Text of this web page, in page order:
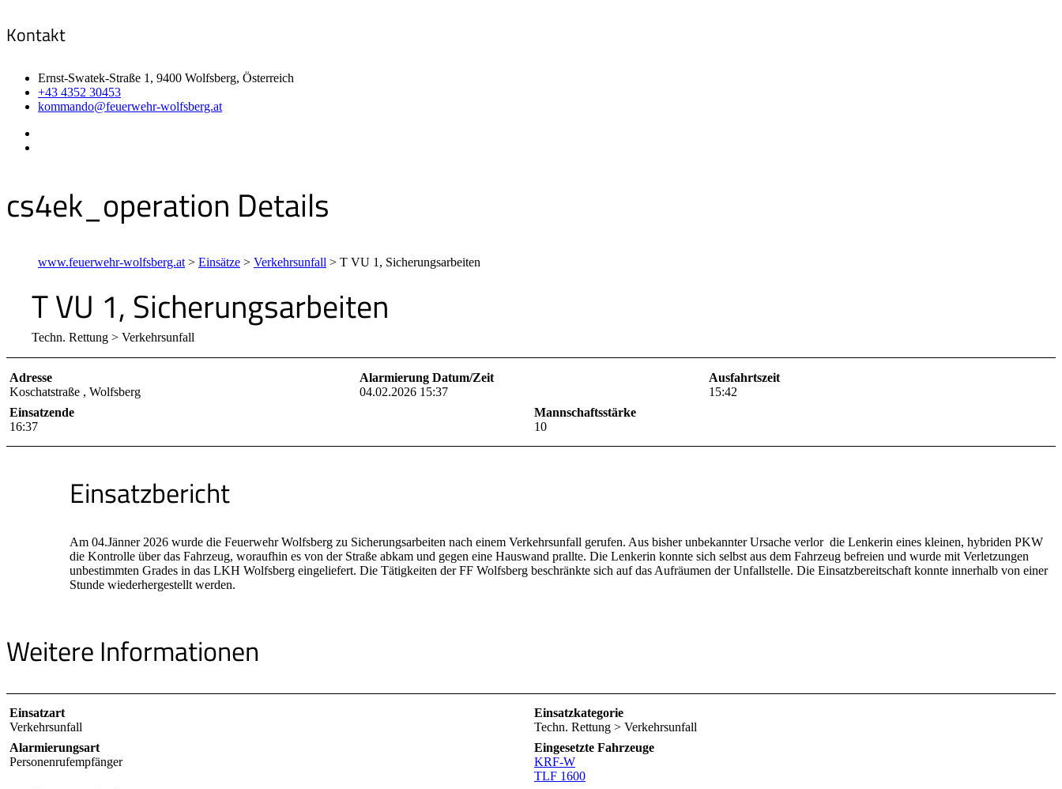
Kontakt
Ernst-Swatek-Straße 1, 9400 Wolfsberg, Österreich
+43 4352 30453
kommando@feuerwehr-wolfsberg.at
cs4ek_operation Details
www.feuerwehr-wolfsberg.at > Einsätze > Verkehrsunfall > T VU 1, Sicherungsarbeiten
T VU 1, Sicherungsarbeiten
Techn. Rettung > Verkehrsunfall
Adresse
Koschatstraße , Wolfsberg
Alarmierung Datum/Zeit
04.02.2026 15:37
Ausfahrtszeit
15:42
Einsatzende
16:37
Mannschaftsstärke
10
Einsatzbericht
Am 04.Jänner 2026 wurde die Feuerwehr Wolfsberg zu Sicherungsarbeiten nach einem Verkehrsunfall gerufen. Aus bisher unbekannter Ursache verlor die Lenkerin eines kleinen, hybriden PKW
die Kontrolle über das Fahrzeug, woraufhin es von der Straße abkam und gegen eine Hauswand prallte. Die Lenkerin konnte sich selbst aus dem Fahrzeug befreien und wurde mit Verletzungen
unbestimmten Grades in das LKH Wolfsberg eingeliefert. Die Tätigkeiten der FF Wolfsberg beschränkte sich auf das Aufräumen der Unfallstelle. Die Einsatzbereitschaft konnte innerhalb von einer
Stunde wiederhergestellt werden.
Weitere Informationen
Einsatzart
Verkehrsunfall
Einsatzkategorie
Techn. Rettung > Verkehrsunfall
Alarmierungsart
Personenrufempfänger
Eingesetzte Fahrzeuge
KRF-W
TLF 1600